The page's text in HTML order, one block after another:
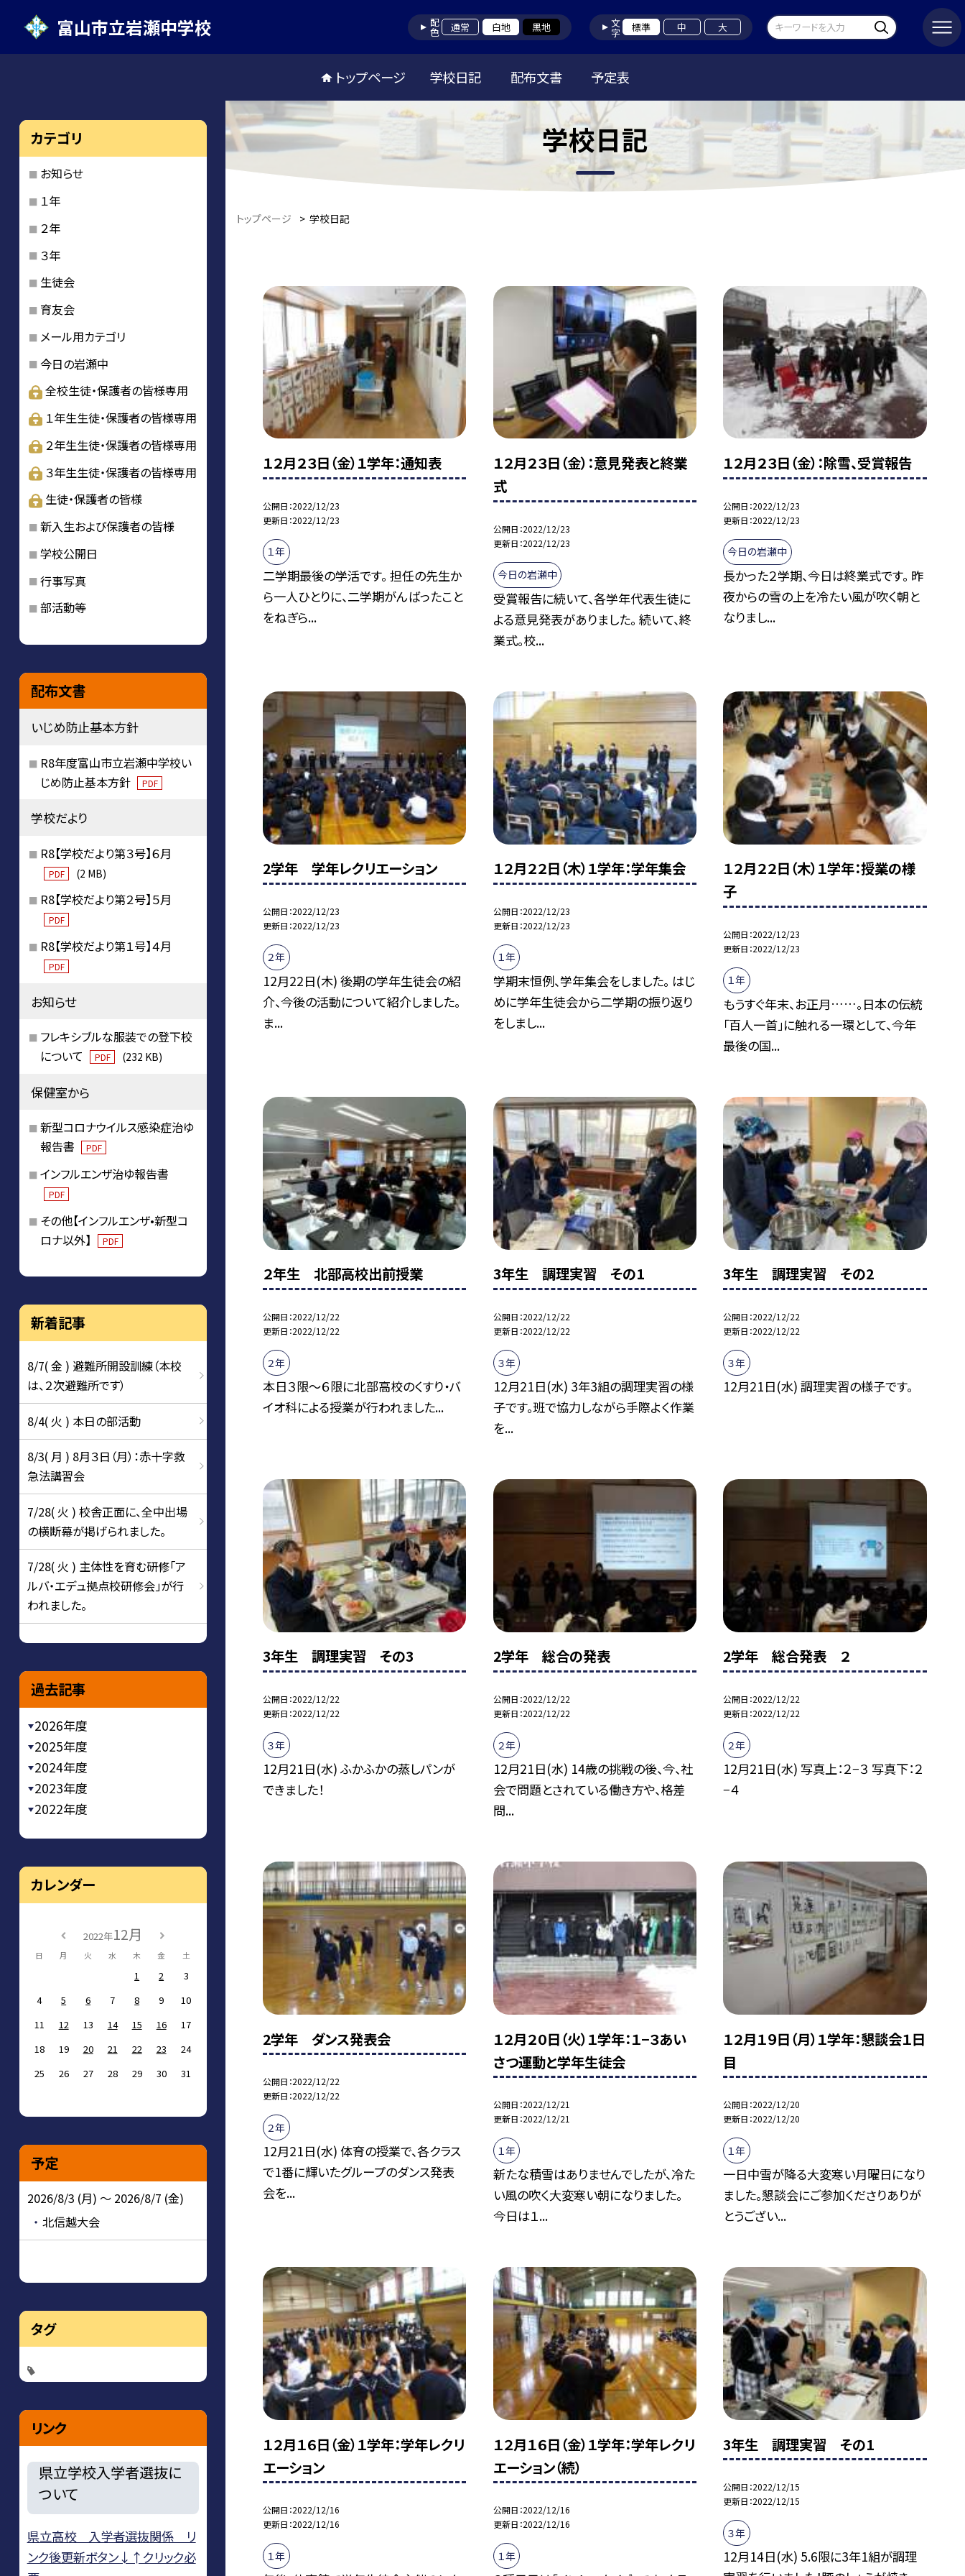
富山市立岩瀬中学校 配色 通常 白地 黒地 文字 標準 中 大
トップページ 学校日記 配布文書 予定表
学校日記
トップページ > 学校日記
１２月２３日（金）１学年：通知表
公開日 2022/12/23
更新日 2022/12/23
１年
二学期最後の学活です。 担任の先生か
ら一人ひとりに、二学期がんばったこと
をねぎら...
１２月２３日（金）：意見発表と終業
式
公開日 2022/12/23
更新日 2022/12/23
今日の岩瀬中
受賞報告に続いて、各学年代表生徒に
よる意見発表がありました。 続いて、終
業式。校...
１２月２３日（金）：除雪、受賞報告
公開日 2022/12/23
更新日 2022/12/23
今日の岩瀬中
長かった２学期、今日は終業式です。 昨
夜からの雪の上を冷たい風が吹く朝と
なりまし...
2学年 学年レクリエーション
公開日 2022/12/23
更新日 2022/12/23
２年
12月22日(木) 後期の学年生徒会の紹
介、今後の活動について紹介しました。
ま...
１２月２２日（木）１学年：学年集会
公開日 2022/12/23
更新日 2022/12/23
１年
学期末恒例、学年集会をしました。 はじ
めに学年生徒会から二学期の振り返り
をしまし...
１２月２２日（木）１学年：授業の様
子
公開日 2022/12/23
更新日 2022/12/23
１年
もうすぐ年末、お正月……。日本の伝統
「百人一首」に触れる一環として、今年
最後の国...
２年生 北部高校出前授業
公開日 2022/12/22
更新日 2022/12/22
２年
本日３限〜６限に北部高校のくすり・バ
イオ科による授業が行われました...
3年生 調理実習 その1
公開日 2022/12/22
更新日 2022/12/22
３年
12月21日(水) 3年3組の調理実習の様
子です。班で協力しながら手際よく作業
を...
3年生 調理実習 その2
公開日 2022/12/22
更新日 2022/12/22
３年
12月21日(水) 調理実習の様子です。
3年生 調理実習 その3
公開日 2022/12/22
更新日 2022/12/22
３年
12月21日(水) ふかふかの蒸しパンが
できました！
2学年 総合の発表
公開日 2022/12/22
更新日 2022/12/22
２年
12月21日(水) 14歳の挑戦の後、今、社
会で問題とされている働き方や、格差
問...
2学年 総合発表 ２
公開日 2022/12/22
更新日 2022/12/22
２年
12月21日(水) 写真上：２−３ 写真下：２
−４
2学年 ダンス発表会
公開日 2022/12/22
更新日 2022/12/22
２年
12月21日(水) 体育の授業で、各クラス
で1番に輝いたグループのダンス発表
会を...
１２月２０日（火）１学年：１−３あい
さつ運動と学年生徒会
公開日 2022/12/21
更新日 2022/12/21
１年
新たな積雪はありませんでしたが、冷た
い風の吹く大変寒い朝になりました。
今日は１...
１２月１９日（月）１学年：懇談会１日
目
公開日 2022/12/20
更新日 2022/12/20
１年
一日中雪が降る大変寒い月曜日になり
ました。懇談会にご参加くださりありが
とうござい...
１２月１６日（金）１学年：学年レクリ
エーション
公開日 2022/12/16
更新日 2022/12/16
１年
１２月１６日（金）１学年：学年レクリ
エーション（続）
公開日 2022/12/16
更新日 2022/12/16
１年
3年生 調理実習 その1
公開日 2022/12/15
更新日 2022/12/15
３年
12月14日(水) 5.6限に3年1組が調理
カテゴリ
お知らせ
１年
２年
３年
生徒会
育友会
メール用カテゴリ
今日の岩瀬中
全校生徒・保護者の皆様専用
１年生生徒・保護者の皆様専用
２年生生徒・保護者の皆様専用
３年生生徒・保護者の皆様専用
生徒・保護者の皆様
新入生および保護者の皆様
学校公開日
行事写真
部活動等
配布文書
いじめ防止基本方針
R8年度富山市立岩瀬中学校い
じめ防止基本方針
PDF
学校だより
R8【学校だより第３号】６月
PDF (2 MB)
R8【学校だより第２号】５月
PDF
R8【学校だより第１号】４月
PDF
お知らせ
フレキシブルな服装での登下校
について
PDF (232 KB)
保健室から
新型コロナウイルス感染症治ゆ
報告書
PDF
インフルエンザ治ゆ報告書
PDF
その他【インフルエンザ•新型コ
ロナ以外】
PDF
新着記事
8/7( 金 ) 避難所開設訓練（本校
は、２次避難所です）
8/4( 火 ) 本日の部活動
8/3( 月 ) 8月３日（月）：赤十字救
急法講習会
7/28( 火 ) 校舎正面に、全中出場
の横断幕が掲げられました。
7/28( 火 ) 主体性を育む研修「ア
ルバ・エデュ拠点校研修会」が行
われました。
過去記事
2026年度
2025年度
2024年度
2023年度
2022年度
カレンダー
2022年12月
日 月 火 水 木 金 土
1 2
3
4
5 6 7 8 9
10
11
12 13 14 15 16
17
18
19 20 21 22 23
24
25
26 27 28 29 30 31
予定
2026/8/3 (月) ～ 2026/8/7 (金)
北信越大会
タグ
リンク
県立学校入学者選抜に
ついて
県立高校 入学者選抜関係 リ
ンク後更新ボタン↓↑クリック必